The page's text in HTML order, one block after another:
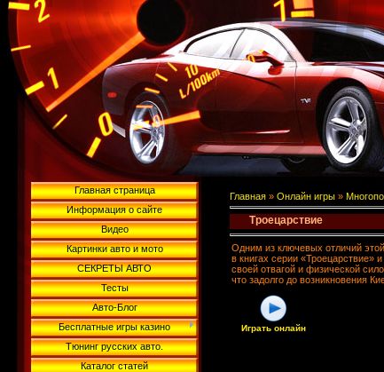
Главная страница
Информация о сайте
Видео
Картинки авто и мото
СЕКРЕТЫ АВТО
Тесты
Авто-Блог
Бесплатные игры казино
Тюнинг русских авто.
Каталог статей
Главная » Онлайн игры »
Троецарствие
Одним из ключевых отличий
в книгах серии «Троецарствие»
своей отвагой и физической
что задолго до возникновения
Играть онлайн